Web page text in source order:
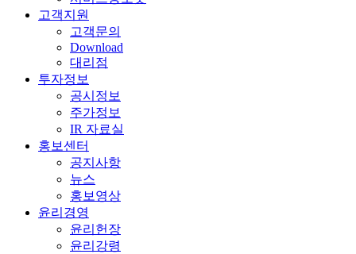
고객지원
고객문의
Download
대리점
투자정보
공시정보
주가정보
IR 자료실
홍보센터
공지사항
뉴스
홍보영상
윤리경영
윤리헌장
윤리강령